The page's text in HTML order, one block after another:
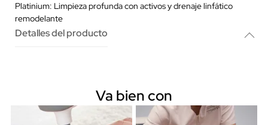
Platinium: Limpieza profunda con activos y drenaje linfático
remodelante
Detalles del producto
Va bien con